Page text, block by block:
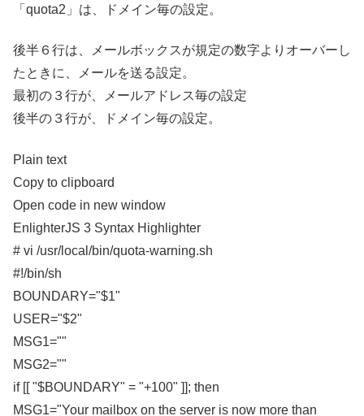
「quota2」は、ドメイン毎の設定。
後半６行は、メールボックスが規定の数字よりオーバーし
たときに、メールを送る設定。
最初の３行が、メールアドレス毎の設定
後半の３行が、ドメイン毎の設定。
Plain text
Copy to clipboard
Open code in new window
EnlighterJS 3 Syntax Highlighter
# vi /usr/local/bin/quota-warning.sh
#!/bin/sh
BOUNDARY="$1"
USER="$2"
MSG1=""
MSG2=""
if [[ "$BOUNDARY" = "+100" ]]; then
MSG1="Your mailbox on the server is now more than